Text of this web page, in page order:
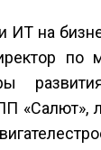
ИТ на
по
«Салют»,